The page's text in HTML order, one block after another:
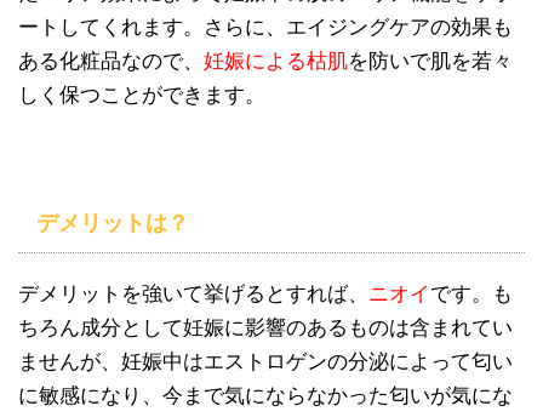
ートしてくれます。さらに、エイジングケアの効果も
ある化粧品なので、 妊娠による枯肌を防いで肌を若々
しく保つことができます。
デメリットは？
デメリットを強いて挙げるとすれば、 ニオイ です。も
ちろん成分として妊娠に影響のあるものは含まれてい
ませんが、妊娠中はエストロゲンの分泌によって匂い
に敏感になり、今まで気にならなかった匂いが気にな